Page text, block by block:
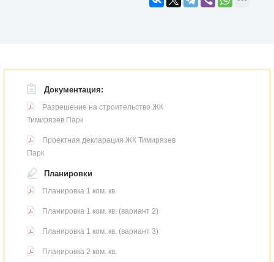
Документация:
Разрешение на строительство ЖК
Тимирязев Парк
Проектная декларация ЖК Тимирязев
Парк
Планировки
Планировка 1 ком. кв.
Планировка 1 ком. кв. (вариант 2)
Планировка 1 ком. кв. (вариант 3)
Планировка 2 ком. кв.